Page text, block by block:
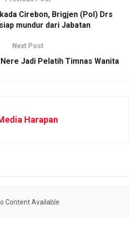
Cirebon, Brigjen (Pol) Drs
mundur dari Jabatan
Next Post
Nere Jadi Pelatih Timnas Wanita
Harapan
Content Available